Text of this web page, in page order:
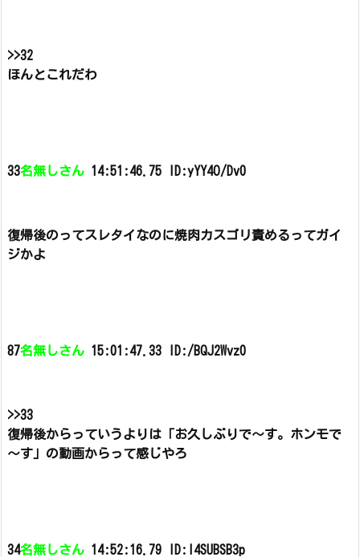
>>32
ほんとこれだわ
33名無しさん 14:51:46.75 ID:yYY4O/Dv0
復帰後のってスレタイなのに焼肉カスゴリ責めるってガイ
ジかよ
87名無しさん 15:01:47.33 ID:/BQJ2Wvz0
>>33
復帰後からっていうよりは「お久しぶりで～す。ホンモで
～す」の動画からって感じやろ
34名無しさん 14:52:16.79 ID:l4SUBSB3p